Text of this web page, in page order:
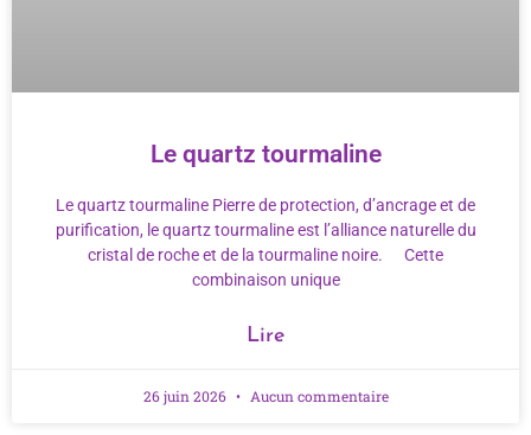
Le quartz tourmaline
Le quartz tourmaline Pierre de protection, d’ancrage et de
purification, le quartz tourmaline est l’alliance naturelle du
cristal de roche et de la tourmaline noire. Cette
combinaison unique
Lire
26 juin 2026 Aucun commentaire